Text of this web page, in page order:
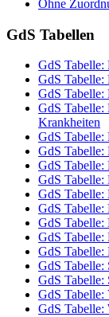
Ohne
GdS Tabellen
GdS Tabelle:
GdS Tabelle:
GdS Tabelle:
GdS Tabelle:
Krankheiten
GdS Tabelle:
GdS Tabelle:
GdS
GdS Tabelle:
GdS
GdS Tabelle:
GdS Tabelle:
GdS Tabelle:
GdS Tabelle:
GdS Tabelle:
GdS Tabelle:
GdS Tabelle:
GdS Tabelle: